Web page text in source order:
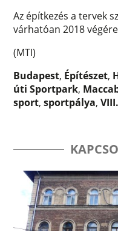
Az építkezés a tervek
várhatóan 2018
(MTI)
Budapest, Építészet,
úti Sportpark,
sport,sportpálya,